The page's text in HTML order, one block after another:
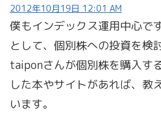
2012年10月19日 12:01 AM
僕もインデックス運用中心で
として、個別株への投資を検
taiponさんが個別株を購入す
した本やサイトがあれば、教
います。